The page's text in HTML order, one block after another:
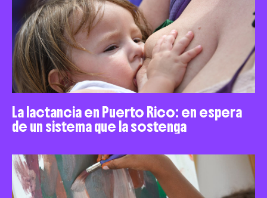
La lactancia en Puerto Rico: en espera
de un sistema que la sostenga